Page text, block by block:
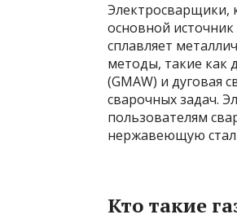
Электросварщики,
основной
сплавляет
методы, такие как
(GMAW) и дуговая
сварочных задач.
пользователям
нержавеющую
Кто такие